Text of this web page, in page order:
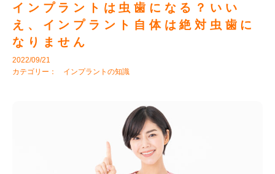
インプラントは虫歯になる？いい
え、インプラント自体は絶対虫歯に
なりません
2022/09/21
カテゴリー：
インプラントの知識